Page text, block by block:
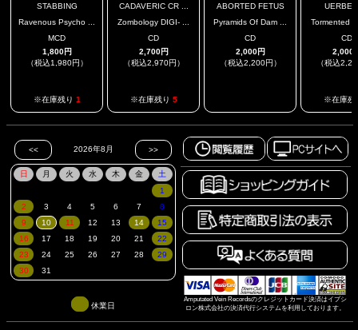
STABBING
Ravenous Psycho ...
MCD
1,800円
（税込1,980円）
※在庫残り 1
CADAVERIC CR ...
Zombology DIGI- ...
CD
2,700円
（税込2,970円）
※在庫残り 5
ABORTED FETUS
Pyramids Of Dam ...
CD
2,000円
（税込2,200円）
Tormented
CD
2,000
（税込
※在庫残
Amputated Vein Recordsのクレジットカード決済はイプシ
ロン株式会社の決済代行システムを利用しております。
休業日